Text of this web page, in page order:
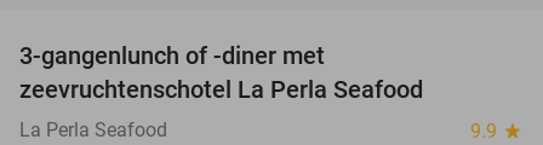
3-gangenlunch of -diner met
zeevruchtenschotel La Perla Seafood
La Perla Seafood 9.9 star